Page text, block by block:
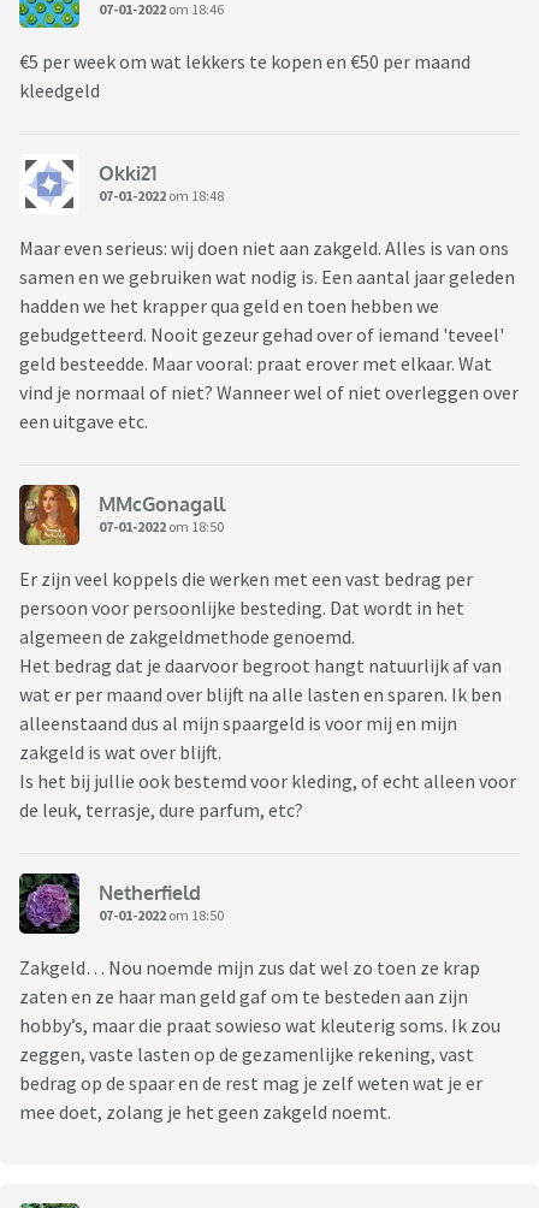
07-01-2022 om 18:46
€5 per week om wat lekkers te kopen en €50 per maand
kleedgeld
Okki21
07-01-2022 om 18:48
Maar even serieus: wij doen niet aan zakgeld. Alles is van ons
samen en we gebruiken wat nodig is. Een aantal jaar geleden
hadden we het krapper qua geld en toen hebben we
gebudgetteerd. Nooit gezeur gehad over of iemand 'teveel'
geld besteedde. Maar vooral: praat erover met elkaar. Wat
vind je normaal of niet? Wanneer wel of niet overleggen over
een uitgave etc.
MMcGonagall
07-01-2022 om 18:50
Er zijn veel koppels die werken met een vast bedrag per
persoon voor persoonlijke besteding. Dat wordt in het
algemeen de zakgeldmethode genoemd.
Het bedrag dat je daarvoor begroot hangt natuurlijk af van
wat er per maand over blijft na alle lasten en sparen. Ik ben
alleenstaand dus al mijn spaargeld is voor mij en mijn
zakgeld is wat over blijft.
Is het bij jullie ook bestemd voor kleding, of echt alleen voor
de leuk, terrasje, dure parfum, etc?
Netherfield
07-01-2022 om 18:50
Zakgeld… Nou noemde mijn zus dat wel zo toen ze krap
zaten en ze haar man geld gaf om te besteden aan zijn
hobby’s, maar die praat sowieso wat kleuterig soms. Ik zou
zeggen, vaste lasten op de gezamenlijke rekening, vast
bedrag op de spaar en de rest mag je zelf weten wat je er
mee doet, zolang je het geen zakgeld noemt.